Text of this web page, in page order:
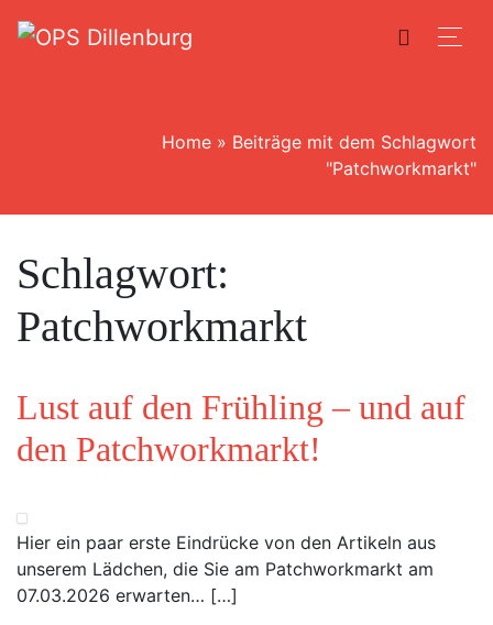
Home » Beiträge mit dem Schlagwort
"Patchworkmarkt"
Schlagwort:
Patchworkmarkt
Lust auf den Frühling – und auf
den Patchworkmarkt!
Hier ein paar erste Eindrücke von den Artikeln aus
unserem Lädchen, die Sie am Patchworkmarkt am
07.03.2026 erwarten… […]